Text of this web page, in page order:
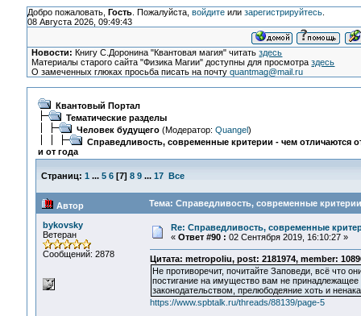
Добро пожаловать, Гость. Пожалуйста, войдитеили зарегистрируйтесь.
08 Августа 2026, 09:49:43
Новости: Книгу С.Доронина "Квантовая магия" читатьздесь
Материалы старого сайта "Физика Магии" доступны для просмотраздесь
О замеченных глюках просьба писать на почтуquantmag@mail.ru
Квантовый Портал
Тематические разделы
Человек будущего(Модератор: Quangel)
Справедливость, современные критерии - чем отличаются
и от года
Страниц: 1 ... 5 6[7] 8 9 ... 17 Все
Автор Тема: Справедливость, современные
bykovsky
Ветеран
Сообщений: 2878
Re: Справедливость, современные
« Ответ #90 : 02 Сентября 2019, 16:10:27 »
Цитата: metropoliu, post: 2181974, member:
Не противоречит, почитайте Заповеди, всё что
постигание на имущество вам не принадлежащее
законодательством, прелюбодеяние хоть и
https://www.spbtalk.ru/threads/88139/page-5